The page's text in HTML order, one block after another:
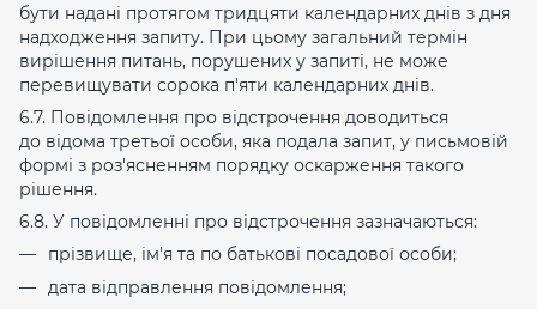
бути надані протягом тридцяти календарних днів з дня
надходження запиту. При цьому загальний термін
вирішення питань, порушених у запиті, не може
перевищувати сорока п'яти календарних днів.
6.7. Повідомлення про відстрочення доводиться
до відома третьої особи, яка подала запит, у письмовій
формі з роз'ясненням порядку оскарження такого
рішення.
6.8. У повідомленні про відстрочення зазначаються:
прізвище, ім'я та по батькові посадової особи;
дата відправлення повідомлення;